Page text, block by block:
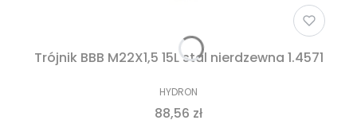
Trójnik BBB M22X1,5 15L stal nierdzewna 1.4571
HYDRON
88,56 zł